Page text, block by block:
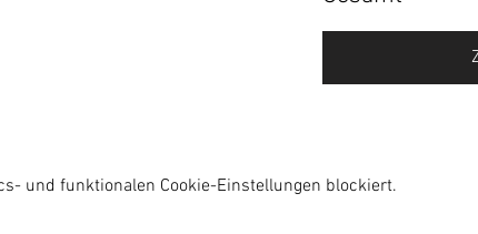
und funktionalen Cookie-Einstellungen blockiert.